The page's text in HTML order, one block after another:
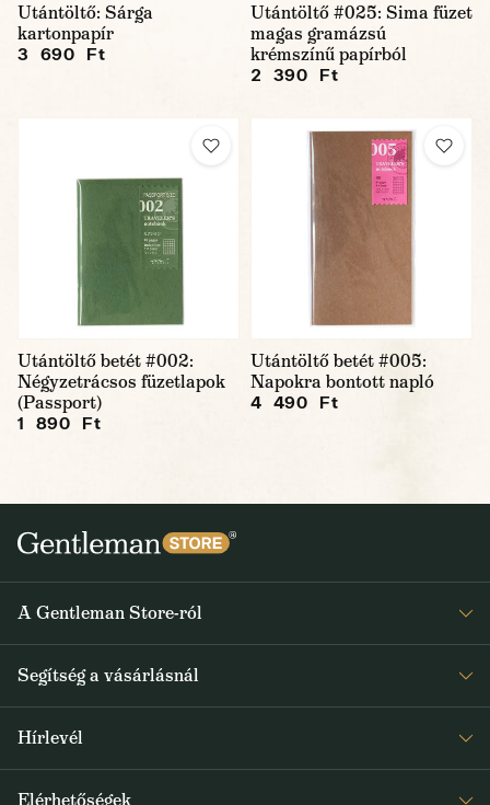
Utántöltő: Sárga
kartonpapír
3 690 Ft
Utántöltő #025: Sima füzet
magas gramázsú
krémszínű papírból
2 390 Ft
Utántöltő betét #002:
Négyzetrácsos füzetlapok
(Passport)
1 890 Ft
Utántöltő betét #005:
Napokra bontott napló
4 490 Ft
A Gentleman Store-ról
Rólunk
Journal
Segítség a vásárlásnál
Általános Szerződési Feltételek
Hírlevél
Elérhetőségek